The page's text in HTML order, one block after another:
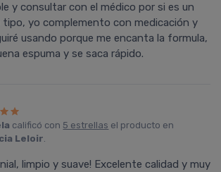
y consultar con el médico por si es un
yo complemento con medicación y
usando porque me encanta la formula,
espuma y se saca rápido.
calificó con 5 estrellas el producto en
Leloir.
limpio y suave! Excelente calidad y muy